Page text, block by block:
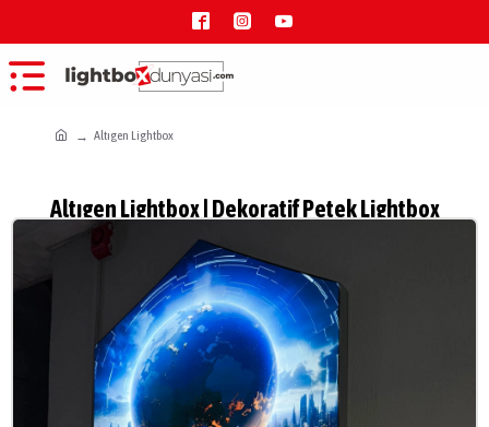
Altıgen Lightbox
Altıgen Lightbox | Dekoratif Petek Lightbox